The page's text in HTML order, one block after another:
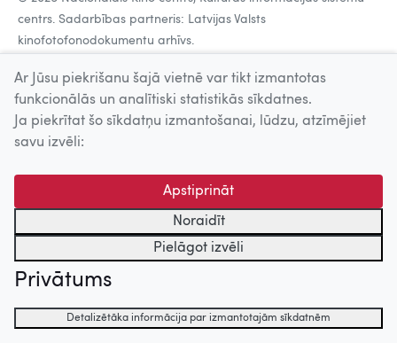
centrs. Sadarbības partneris: Latvijas Valsts
kinofotofonodokumentu arhīvs.
Ar Jūsu piekrišanu šajā vietnē var tikt izmantotas
funkcionālās un analītiski statistikās sīkdatnes.
Ja piekrītat šo sīkdatņu izmantošanai, lūdzu, atzīmējiet
savu izvēli:
Apstiprināt
Noraidīt
Pielāgot izvēli
Privātums
Detalizētāka informācija par izmantotajām sīkdatnēm